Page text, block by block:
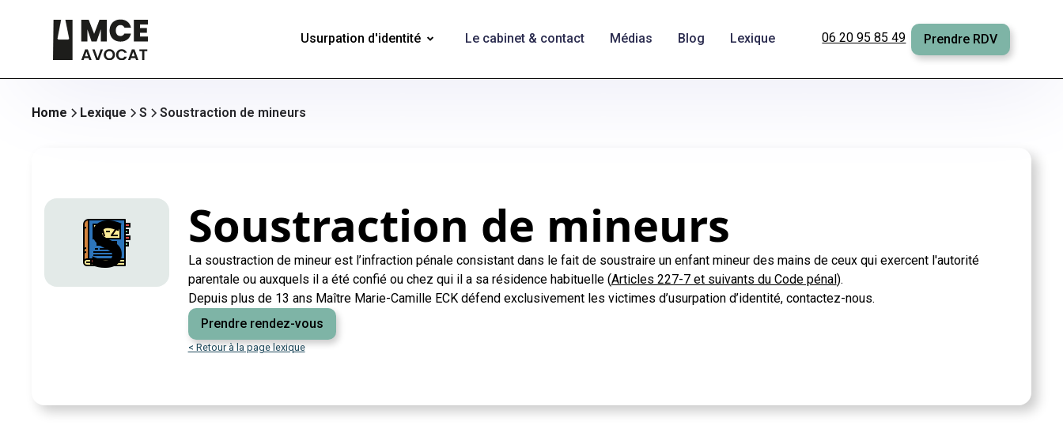
Usurpation d'identité Le cabinet & contact Médias Blog Lexique 06 20 95 85 49 Prendre RDV
Home Lexique S Soustraction de mineurs
S Soustraction de mineurs
La soustraction de mineur est l’infraction pénale consistant dans le fait de soustraire un enfant mineur des mains de ceux qui exercent l'autorité
parentale ou auxquels il a été confié ou chez qui il a sa résidence habituelle (Articles 227-7 et suivants du Code pénal).
Depuis plus de 13 ans Maître Marie-Camille ECK défend exclusivement les victimes d’usurpation d’identité, contactez-nous.
Prendre rendez-vous
< Retour à la page lexique